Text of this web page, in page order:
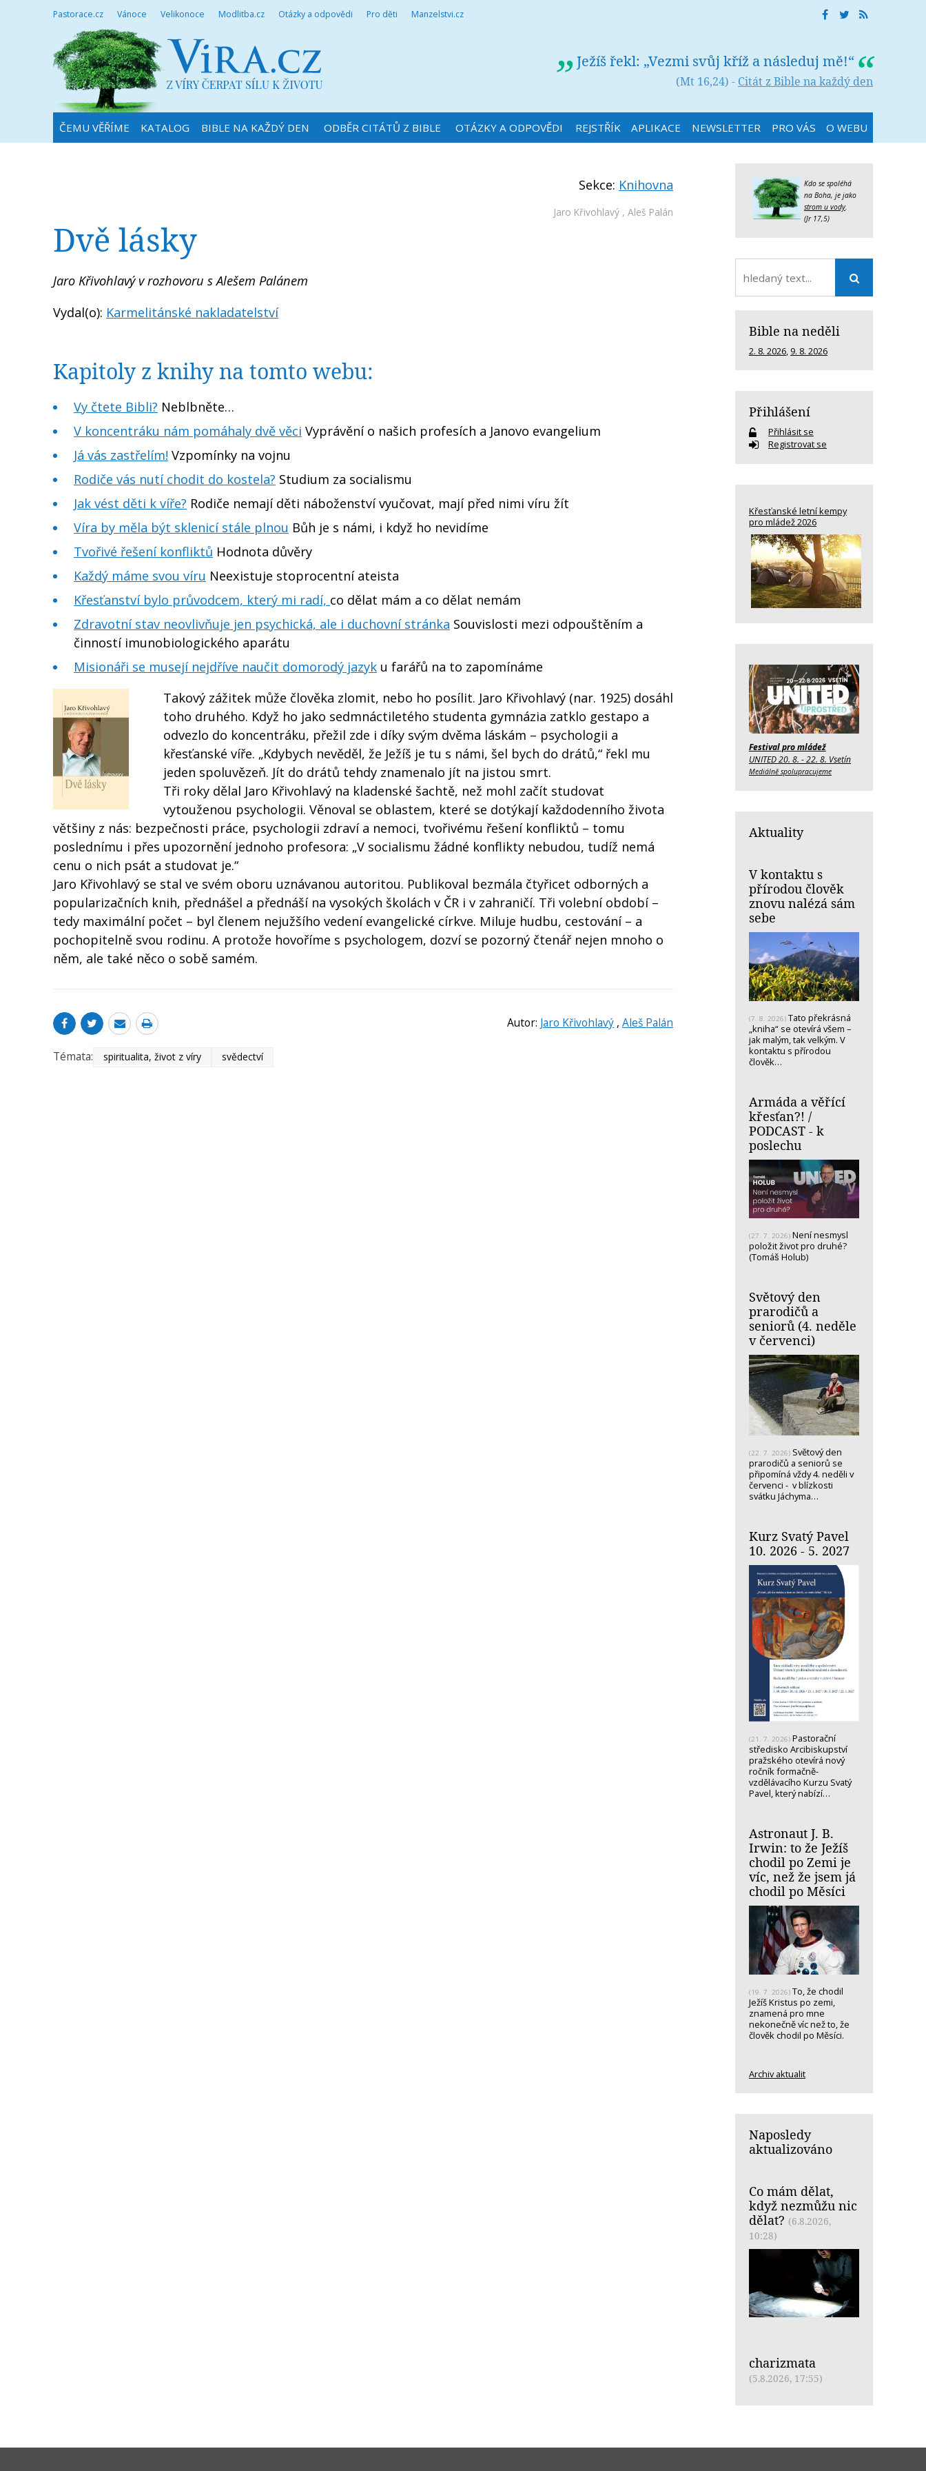
Pastorace.cz Vánoce Velikonoce Modlitba.cz Otázky a odpovědi Pro děti Manzelstvi.cz
Ježíš řekl: „Vezmi svůj kříž a následuj mě!“
(Mt 16,24) - Citát z Bible na každý den
ČEMU VĚŘÍME KATALOG BIBLE NA KAŽDÝ DEN ODBĚR CITÁTŮ Z BIBLE OTÁZKY A ODPOVĚDI REJSTŘÍK APLIKACE NEWSLETTER PRO VÁS O WEBU
Sekce: Knihovna
Jaro Křivohlavý , Aleš Palán
Dvě lásky
Jaro Křivohlavý v rozhovoru s Alešem Palánem
Vydal(o): Karmelitánské nakladatelství
Kapitoly z knihy na tomto webu:
Vy čtete Bibli? Neblbněte…
V koncentráku nám pomáhaly dvě věci Vyprávění o našich profesích a Janovo evangelium
Já vás zastřelím! Vzpomínky na vojnu
Rodiče vás nutí chodit do kostela? Studium za socialismu
Jak vést děti k víře? Rodiče nemají děti náboženství vyučovat, mají před nimi víru žít
Víra by měla být sklenicí stále plnou Bůh je s námi, i když ho nevidíme
Tvořivé řešení konfliktů Hodnota důvěry
Každý máme svou víru Neexistuje stoprocentní ateista
Křesťanství bylo průvodcem, který mi radí, co dělat mám a co dělat nemám
Zdravotní stav neovlivňuje jen psychická, ale i duchovní stránka Souvislosti mezi odpouštěním a
činností imunobiologického aparátu
Misionáři se musejí nejdříve naučit domorodý jazyk u farářů na to zapomínáme
Takový zážitek může člověka zlomit, nebo ho posílit. Jaro Křivohlavý (nar. 1925) dosáhl
toho druhého. Když ho jako sedmnáctiletého studenta gymnázia zatklo gestapo a
odvezlo do koncentráku, přežil zde i díky svým dvěma láskám – psychologii a
křesťanské víře. „Kdybych nevěděl, že Ježíš je tu s námi, šel bych do drátů,“ řekl mu
jeden spoluvězeň. Jít do drátů tehdy znamenalo jít na jistou smrt.
Tři roky dělal Jaro Křivohlavý na kladenské šachtě, než mohl začít studovat
vytouženou psychologii. Věnoval se oblastem, které se dotýkají každodenního života
většiny z nás: bezpečnosti práce, psychologii zdraví a nemoci, tvořivému řešení konfliktů – tomu
poslednímu i přes upozornění jednoho profesora: „V socialismu žádné konflikty nebudou, tudíž nemá
cenu o nich psát a studovat je.“
Jaro Křivohlavý se stal ve svém oboru uznávanou autoritou. Publikoval bezmála čtyřicet odborných a
popularizačních knih, přednášel a přednáší na vysokých školách v ČR i v zahraničí. Tři volební období –
tedy maximální počet – byl členem nejužšího vedení evangelické církve. Miluje hudbu, cestování – a
pochopitelně svou rodinu. A protože hovoříme s psychologem, dozví se pozorný čtenář nejen mnoho o
něm, ale také něco o sobě samém.
Autor: Jaro Křivohlavý, Aleš Palán
Témata: spiritualita, život z víry svědectví
Kdo se spoléhá
na Boha, je jako
strom u vody.
(Jr 17,5)
Bible na neděli
2. 8. 2026, 9. 8. 2026
Přihlášení
Přihlásit se
Registrovat se
Křesťanské letní kempy
pro mládež 2026
Festival pro mládež
UNITED 20. 8. - 22. 8. Vsetín
Mediálně spolupracujeme
Aktuality
V kontaktu s
přírodou člověk
znovu nalézá sám
sebe
(7. 8. 2026) Tato překrásná
„kniha“ se otevírá všem –
jak malým, tak velkým. V
kontaktu s přírodou
člověk…
Armáda a věřící
křesťan?! /
PODCAST - k
poslechu
(27. 7. 2026) Není nesmysl
položit život pro druhé?
(Tomáš Holub)
Světový den
prarodičů a
seniorů (4. neděle
v červenci)
(22. 7. 2026) Světový den
prarodičů a seniorů se
připomíná vždy 4. neděli v
červenci - v blízkosti
svátku Jáchyma…
Kurz Svatý Pavel
10. 2026 - 5. 2027
(21. 7. 2026) Pastorační
středisko Arcibiskupství
pražského otevírá nový
ročník formačně-
vzdělávacího Kurzu Svatý
Pavel, který nabízí…
Astronaut J. B.
Irwin: to že Ježíš
chodil po Zemi je
víc, než že jsem já
chodil po Měsíci
(19. 7. 2026) To, že chodil
Ježíš Kristus po zemi,
znamená pro mne
nekonečně víc než to, že
člověk chodil po Měsíci.
Archiv aktualit
Naposledy
aktualizováno
Co mám dělat,
když nezmůžu nic
dělat? (6.8.2026,
10:28)
charizmata
(5.8.2026, 17:55)